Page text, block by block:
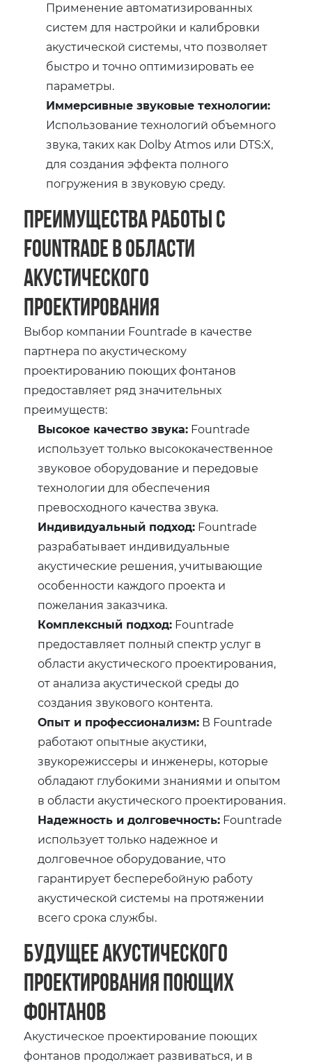
Применение автоматизированных
систем для настройки и калибровки
акустической системы, что позволяет
быстро и точно оптимизировать ее
параметры.
Иммерсивные звуковые технологии:
Использование технологий объемного
звука, таких как Dolby Atmos или DTS:X,
для создания эффекта полного
погружения в звуковую среду.
Преимущества работы с
Fountrade в области
акустического
проектирования
Выбор компании Fountrade в качестве
партнера по акустическому
проектированию поющих фонтанов
предоставляет ряд значительных
преимуществ:
Высокое качество звука: Fountrade
использует только высококачественное
звуковое оборудование и передовые
технологии для обеспечения
превосходного качества звука.
Индивидуальный подход: Fountrade
разрабатывает индивидуальные
акустические решения, учитывающие
особенности каждого проекта и
пожелания заказчика.
Комплексный подход: Fountrade
предоставляет полный спектр услуг в
области акустического проектирования,
от анализа акустической среды до
создания звукового контента.
Опыт и профессионализм: В Fountrade
работают опытные акустики,
звукорежиссеры и инженеры, которые
обладают глубокими знаниями и опытом
в области акустического проектирования.
Надежность и долговечность: Fountrade
использует только надежное и
долговечное оборудование, что
гарантирует бесперебойную работу
акустической системы на протяжении
всего срока службы.
Будущее акустического
проектирования поющих
фонтанов
Акустическое проектирование поющих
фонтанов продолжает развиваться, и в